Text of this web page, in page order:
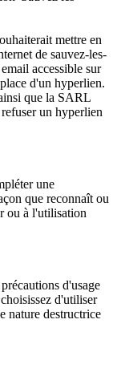
mettre en
de sauvez-les-
accessible sur
d'un hyperlien.
que la SARL
un hyperlien
une
que reconnaît ou
ou à l'utilisation
d'usage
d'utiliser
nature destructrice